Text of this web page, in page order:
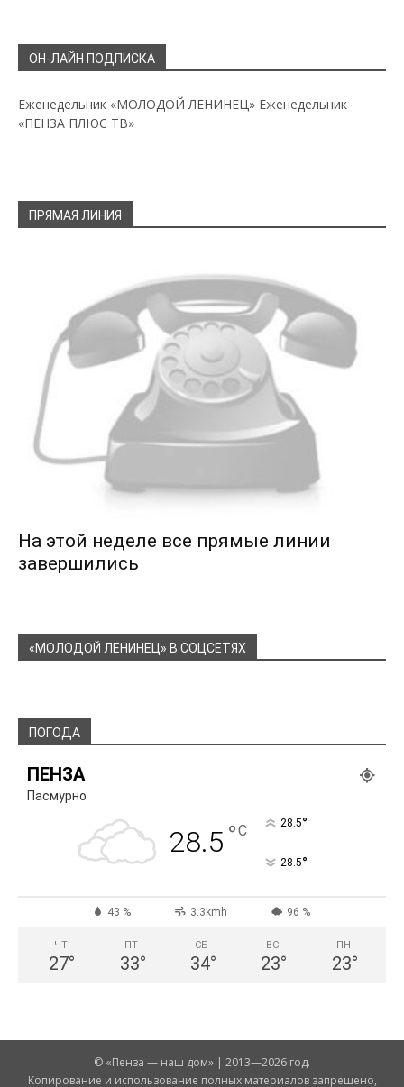
ОН-ЛАЙН ПОДПИСКА
Еженедельник «МОЛОДОЙ ЛЕНИНЕЦ» Еженедельник
«ПЕНЗА ПЛЮС ТВ»
ПРЯМАЯ ЛИНИЯ
На этой неделе все прямые линии
завершились
«МОЛОДОЙ ЛЕНИНЕЦ» В СОЦСЕТЯХ
ПОГОДА
ПЕНЗА
Пасмурно
28.5 °C 28.5°
28.5°
43 % 3.3kmh 96 %
ЧТ
27°
ПТ
33°
СБ
34°
ВС
23°
ПН
23°
© «Пенза — наш дом» | 2013—2026 год.
Копирование и использование полных материалов запрещено,